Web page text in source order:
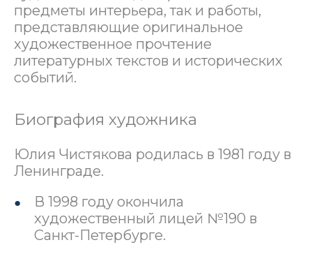
предметы интерьера, так и работы,
представляющие оригинальное
художественное прочтение
литературных текстов и исторических
событий.
Биография художника
Юлия Чистякова родилась в 1981 году в
Ленинграде.
В 1998 году окончила
художественный лицей №190 в
Санкт-Петербурге.